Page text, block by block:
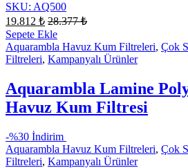
SKU: AQ500
19.812 ₺ 28.377₺
Sepete Ekle
Aquarambla Havuz Kum Filtreleri, Çok
Filtreleri, Kampanyalı Ürünler
Aquarambla Lamine
Havuz Kum Filtresi
-%30 İndirim
Aquarambla Havuz Kum Filtreleri, Çok
Filtreleri, Kampanyalı Ürünler